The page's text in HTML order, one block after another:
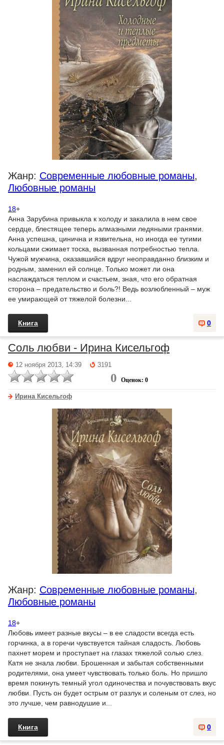
Жанр: Современные любовные романы,
Любовные романы
18+
Анна Зарубина привыкла к холоду и закалила в нем свое
сердце, блестящее теперь алмазными ледяными гранями.
Анна успешна, цинична и язвительна, но иногда ее тугими
кольцами сжимает тоска, вызванная потребностью тепла.
Чужой мужчина, оказавшийся вдруг неоправданно близким и
родным, заменил ей солнце. Только может ли она
наслаждаться теплом и счастьем, зная, что его обратная
сторона – предательство и боль?! Ведь возлюбленный – муж
ее умирающей от тяжелой болезни...
0
Книга
Соль любви - Ирина Кисельгоф
12 ноября 2013, 14:39 3191
0 Оценок: 0
Ирина Кисельгоф
Жанр: Современные любовные романы,
Любовные романы
18+
Любовь имеет разные вкусы – в ее сладости всегда есть
горчинка, а в горечи чувствуется тайная сладость. Любовь
пахнет морем и проступает на глазах тяжелой солью слез.
Катя не знала любви. Брошенная и забытая собственными
родителями, она умеет чувствовать только боль. Но пришло
время покинуть темный угол одиночества и почувствовать вкус
любви. Пусть он будет острым от разлук и соленым от слез, но
это лучше, чем равнодушие и...
0
Книга